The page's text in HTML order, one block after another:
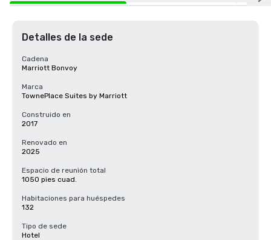
Detalles de la sede
Cadena
Marriott Bonvoy
Marca
TownePlace Suites by Marriott
Construido en
2017
Renovado en
2025
Espacio de reunión total
1050 pies cuad.
Habitaciones para huéspedes
132
Tipo de sede
Hotel